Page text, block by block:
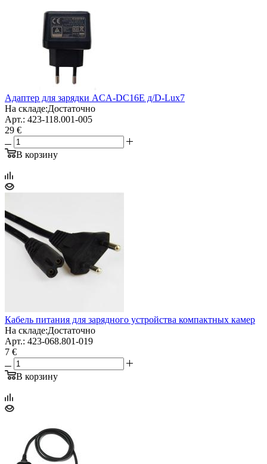
Адаптер для зарядки ACA-DC16E д/D-Lux7
На складе:Достаточно
Арт.: 423-118.001-005
29 €
В корзину
Кабель питания для зарядного устройства компактных камер
На складе:Достаточно
Арт.: 423-068.801-019
7 €
В корзину